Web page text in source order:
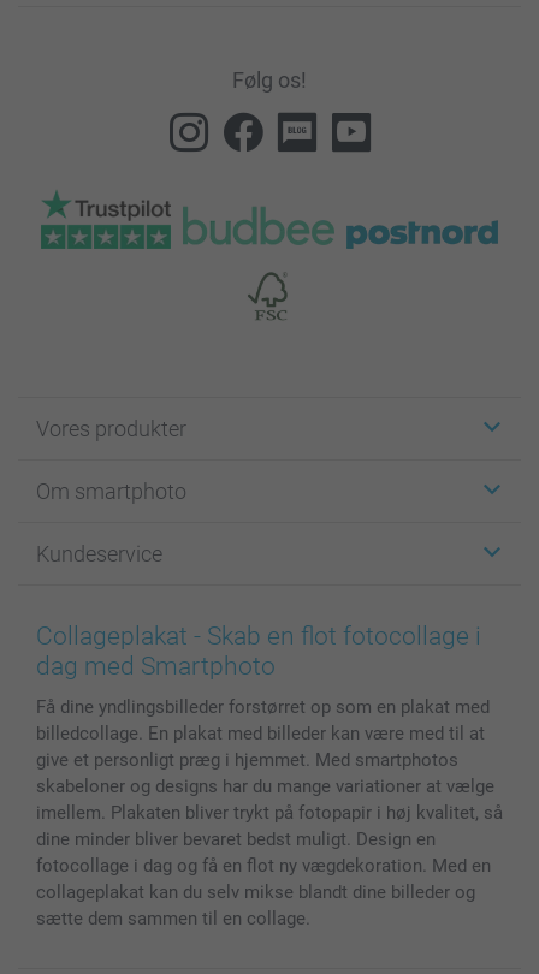
Følg os!
Vores produkter
Fotokort
Fotobøger
Billeder, Plakater & Fotohæfter
Cover til mobil & tablet
Fotokalender & Kalenderbog
Fotorammer & Tilbehør
Alle fotoprodukter
Om smartphoto
For affiliate
Cookie Policy
Sitemap
Investor Relations
Kundeservice
100% tilfredshedsgaranti
smartbonus
Status for ordrer
Collageplakat - Skab en flot fotocollage i
dag med Smartphoto
Få dine yndlingsbilleder forstørret op som en plakat med
billedcollage. En plakat med billeder kan være med til at
give et personligt præg i hjemmet. Med smartphotos
skabeloner og designs har du mange variationer at vælge
imellem. Plakaten bliver trykt på fotopapir i høj kvalitet, så
dine minder bliver bevaret bedst muligt. Design en
fotocollage i dag og få en flot ny vægdekoration. Med en
collageplakat kan du selv mikse blandt dine billeder og
sætte dem sammen til en collage.